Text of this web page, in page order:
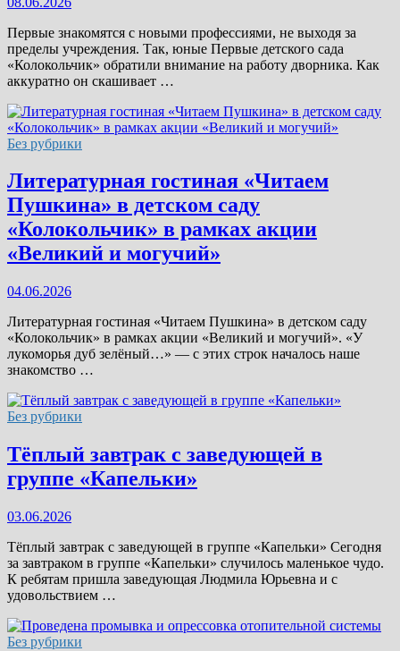
Первые знакомятся с новыми профессиями, не выходя за
пределы учреждения. Так, юные Первые детского сада
«Колокольчик» обратили внимание на работу дворника. Как
аккуратно он скашивает …
Без рубрики
Литературная гостиная «Читаем
Пушкина» в детском саду
«Колокольчик» в рамках акции
«Великий и могучий»
04.06.2026
Литературная гостиная «Читаем Пушкина» в детском саду
«Колокольчик» в рамках акции «Великий и могучий». «У
лукоморья дуб зелёный…» — с этих строк началось наше
знакомство …
Без рубрики
Тёплый завтрак с заведующей в
группе «Капельки»
03.06.2026
Тёплый завтрак с заведующей в группе «Капельки» Сегодня
за завтраком в группе «Капельки» случилось маленькое чудо.
К ребятам пришла заведующая Людмила Юрьевна и с
удовольствием …
Без рубрики